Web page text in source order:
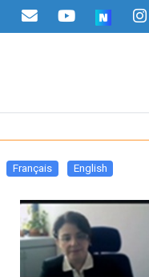
English
Français